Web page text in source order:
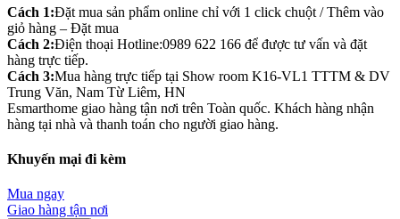
Cách 1:Đặt mua sản phẩm online chỉ với 1 click chuột / Thêm vào
giỏ hàng – Đặt mua
Cách 2:Điện thoại Hotline:0989 622 166 để được tư vấn và đặt
hàng trực tiếp.
Cách 3:Mua hàng trực tiếp tại Show room K16-VL1 TTTM & DV
Trung Văn, Nam Từ Liêm, HN
Esmarthome giao hàng tận nơi trên Toàn quốc. Khách hàng nhận
hàng tại nhà và thanh toán cho người giao hàng.
Khuyến mại đi kèm
Mua ngay
Giao hàng tận nơi